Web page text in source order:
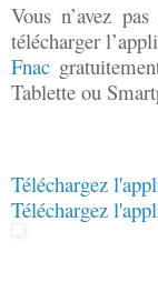
Vous n’avez
télécharger
Fnac
Tablette ou
Téléchargez
Téléchargez